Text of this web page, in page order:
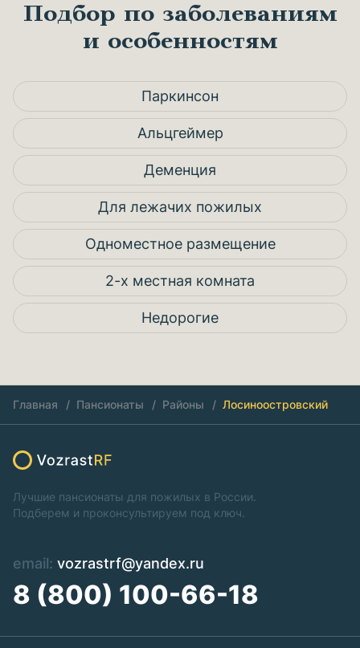
Подбор по заболеваниям
и особенностям
Паркинсон
Альцгеймер
Деменция
Для лежачих пожилых
Одноместное размещение
2-х местная комната
Недорогие
Главная Пансионаты Районы Лосиноостровский
Лучшие пансионаты для пожилых в России.
Подберем и проконсультируем под ключ.
email: vozrastrf@yandex.ru
8 (800) 100-66-18